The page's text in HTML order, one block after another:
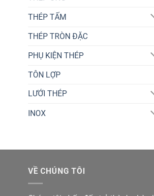
THÉP TẤM
THÉP TRÒN ĐẶC
PHỤ KIỆN THÉP
TÔN LỢP
LƯỚI THÉP
INOX
VỀ CHÚNG TÔI